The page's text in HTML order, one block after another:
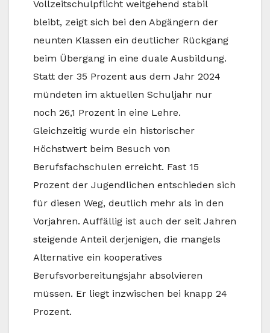
Vollzeitschulpflicht weitgehend stabil
bleibt, zeigt sich bei den Abgängern der
neunten Klassen ein deutlicher Rückgang
beim Übergang in eine duale Ausbildung.
Statt der 35 Prozent aus dem Jahr 2024
mündeten im aktuellen Schuljahr nur
noch 26,1 Prozent in eine Lehre.
Gleichzeitig wurde ein historischer
Höchstwert beim Besuch von
Berufsfachschulen erreicht. Fast 15
Prozent der Jugendlichen entschieden sich
für diesen Weg, deutlich mehr als in den
Vorjahren. Auffällig ist auch der seit Jahren
steigende Anteil derjenigen, die mangels
Alternative ein kooperatives
Berufsvorbereitungsjahr absolvieren
müssen. Er liegt inzwischen bei knapp 24
Prozent.